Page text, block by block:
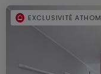
EXCLUSIVITÉ